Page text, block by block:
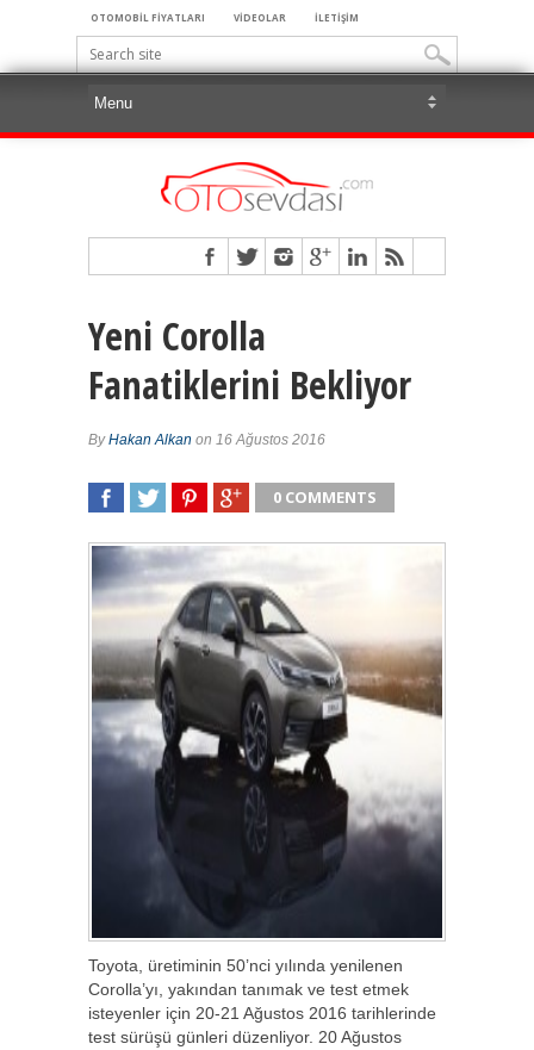
OTOMOBİL FİYATLARI VİDEOLAR İLETİŞİM
Yeni Corolla
Fanatiklerini Bekliyor
ByHakan Alkan on 16 Ağustos 2016
0 COMMENTS
Toyota, üretiminin 50’nci yılında yenilenen
Corolla’yı, yakından tanımak ve test etmek
isteyenler için 20-21 Ağustos 2016 tarihlerinde
test sürüşü günleri düzenliyor. 20 Ağustos